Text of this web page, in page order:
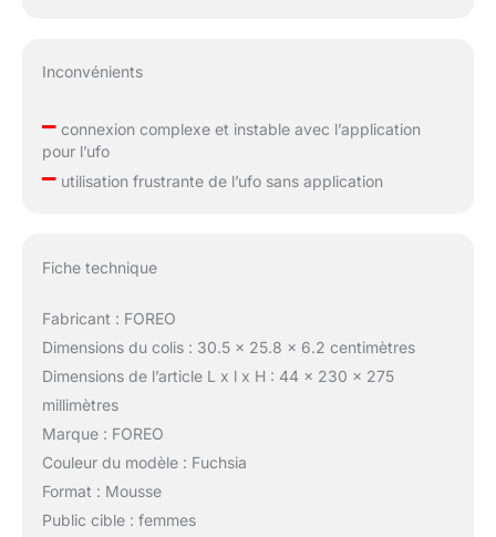
Inconvénients
–connexion complexe et instable avec l’application
pour l’ufo
–utilisation frustrante de l’ufo sans application
Fiche technique
Fabricant : FOREO
Dimensions du colis : 30.5 x 25.8 x 6.2 centimètres
Dimensions de l’article L x l x H : 44 x 230 x 275
millimètres
Marque : FOREO
Couleur du modèle : Fuchsia
Format : Mousse
Public cible : femmes